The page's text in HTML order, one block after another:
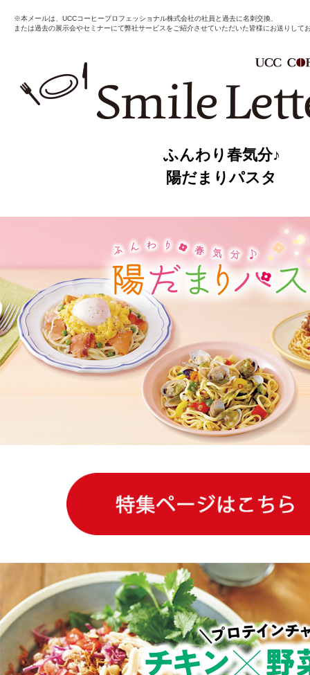
※本メールは、UCCコーヒープロフェッショナル株式会社の社員と過去に名刺交換、
または過去の展示会やセミナーにて弊社サービスをご紹介させていただいた皆様にお送りして
ふんわり春気分♪
陽だまりパスタ